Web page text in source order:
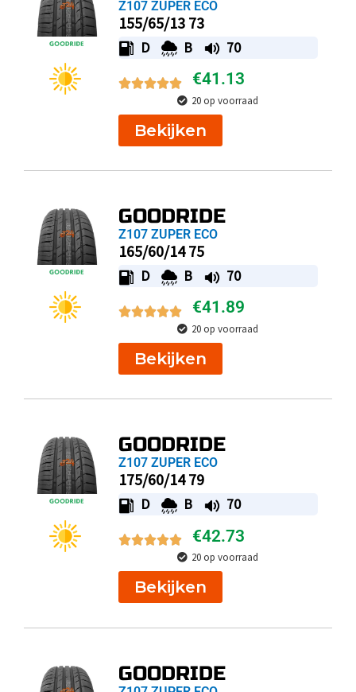
Z107 ZUPER ECO
155/65/13 73
D B 70
€41.13
20 op voorraad
Bekijken
GOODRIDE
Z107 ZUPER ECO
165/60/14 75
D B 70
€41.89
20 op voorraad
Bekijken
GOODRIDE
Z107 ZUPER ECO
175/60/14 79
D B 70
€42.73
20 op voorraad
Bekijken
GOODRIDE